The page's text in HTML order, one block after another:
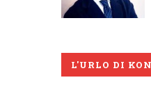
L'URLO DI